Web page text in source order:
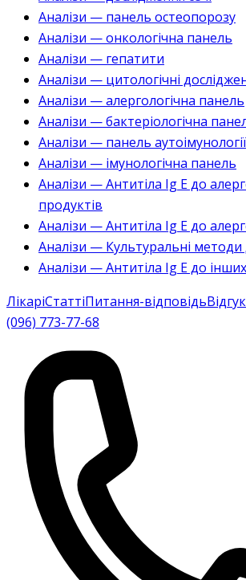
Аналізи — панель остеопорозу
Аналізи — онкологічна панель
Аналізи — гепатити
Аналізи — цитологічні
Аналізи — алергологічна панель
Аналізи — бактеріологічна
Аналізи — панель аутоімунології
Аналізи — імунологічна панель
Аналізи — Антитіла Ig E до
продуктів
Аналізи — Антитіла Ig E до
Аналізи — Культуральні методи
Аналізи — Антитіла Ig E до
ЛікаріСтаттіПитання-відповідь
(096) 773-77-68